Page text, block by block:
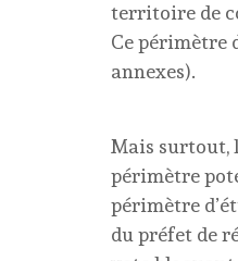
territoire de
Ce périmètre
annexes).
Mais surtout,
périmètre
périmètre
du préfet de